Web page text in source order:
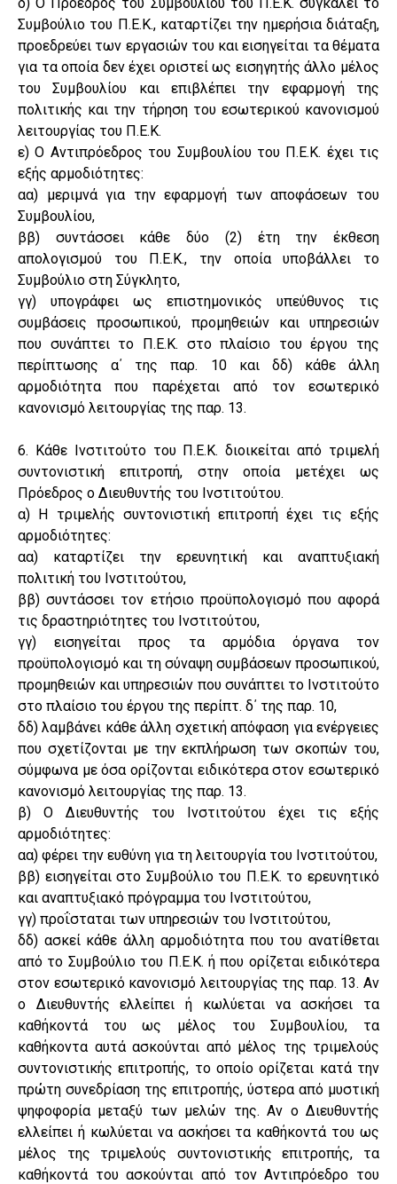
Συμβούλιο του Π.Ε.Κ., καταρτίζει την ημερήσια διάταξη,
προεδρεύει των εργασιών του και εισηγείται τα θέματα
για τα οποία δεν έχει οριστεί ως εισηγητής άλλο μέλος
του Συμβουλίου και επιβλέπει την εφαρμογή της
πολιτικής και την τήρηση του εσωτερικού κανονισμού
λειτουργίας του Π.Ε.Κ.
ε) Ο Αντιπρόεδρος του Συμβουλίου του Π.Ε.Κ. έχει τις
εξής αρμοδιότητες:
αα) μεριμνά για την εφαρμογή των αποφάσεων του
Συμβουλίου,
ββ) συντάσσει κάθε δύο (2) έτη την έκθεση
απολογισμού του Π.Ε.Κ., την οποία υποβάλλει το
Συμβούλιο στη Σύγκλητο,
γγ) υπογράφει ως επιστημονικός υπεύθυνος τις
συμβάσεις προσωπικού, προμηθειών και υπηρεσιών
που συνάπτει το Π.Ε.Κ. στο πλαίσιο του έργου της
περίπτωσης α΄ της παρ. 10 και δδ) κάθε άλλη
αρμοδιότητα που παρέχεται από τον εσωτερικό
κανονισμό λειτουργίας της παρ. 13.
6. Κάθε Ινστιτούτο του Π.Ε.Κ. διοικείται από τριμελή
συντονιστική επιτροπή, στην οποία μετέχει ως
Πρόεδρος ο Διευθυντής του Ινστιτούτου.
α) Η τριμελής συντονιστική επιτροπή έχει τις εξής
αρμοδιότητες:
αα) καταρτίζει την ερευνητική και αναπτυξιακή
πολιτική του Ινστιτούτου,
ββ) συντάσσει τον ετήσιο προϋπολογισμό που αφορά
τις δραστηριότητες του Ινστιτούτου,
γγ) εισηγείται προς τα αρμόδια όργανα τον
προϋπολογισμό και τη σύναψη συμβάσεων προσωπικού,
προμηθειών και υπηρεσιών που συνάπτει το Ινστιτούτο
στο πλαίσιο του έργου της περίπτ. δ΄ της παρ. 10,
δδ) λαμβάνει κάθε άλλη σχετική απόφαση για ενέργειες
που σχετίζονται με την εκπλήρωση των σκοπών του,
σύμφωνα με όσα ορίζονται ειδικότερα στον εσωτερικό
κανονισμό λειτουργίας της παρ. 13.
β) Ο Διευθυντής του Ινστιτούτου έχει τις εξής
αρμοδιότητες:
αα) φέρει την ευθύνη για τη λειτουργία του Ινστιτούτου,
ββ) εισηγείται στο Συμβούλιο του Π.Ε.Κ. το ερευνητικό
και αναπτυξιακό πρόγραμμα του Ινστιτούτου,
γγ) προΐσταται των υπηρεσιών του Ινστιτούτου,
δδ) ασκεί κάθε άλλη αρμοδιότητα που του ανατίθεται
από το Συμβούλιο του Π.Ε.Κ. ή που ορίζεται ειδικότερα
στον εσωτερικό κανονισμό λειτουργίας της παρ. 13. Αν
ο Διευθυντής ελλείπει ή κωλύεται να ασκήσει τα
καθήκοντά του ως μέλος του Συμβουλίου, τα
καθήκοντα αυτά ασκούνται από μέλος της τριμελούς
συντονιστικής επιτροπής, το οποίο ορίζεται κατά την
πρώτη συνεδρίαση της επιτροπής, ύστερα από μυστική
ψηφοφορία μεταξύ των μελών της. Αν ο Διευθυντής
ελλείπει ή κωλύεται να ασκήσει τα καθήκοντά του ως
μέλος της τριμελούς συντονιστικής επιτροπής, τα
καθήκοντά του ασκούνται από τον Αντιπρόεδρο του